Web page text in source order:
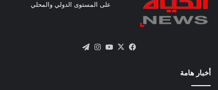
على المستوى الدولي والمحلي
فيسبوك
X يوتيوبانستقرام
أخبار هامة